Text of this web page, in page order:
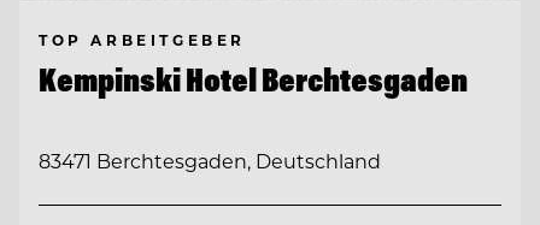
TOP ARBEITGEBER
Kempinski Hotel Berchtesgaden
83471 Berchtesgaden, Deutschland